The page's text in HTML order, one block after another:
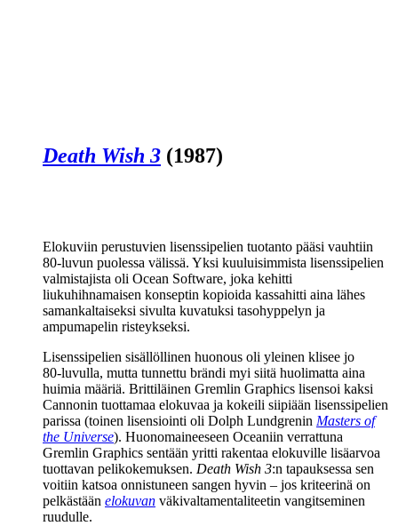
Death Wish 3 (1987)
Elokuviin perustuvien lisenssipelien tuotanto pääsi vauhtiin
80‑luvun puolessa välissä. Yksi kuuluisimmista lisenssipelien
valmistajista oli Ocean Software, joka kehitti
liukuhihnamaisen konseptin kopioida kassahitti aina lähes
samankaltaiseksi sivulta kuvatuksi tasohyppelyn ja
ampumapelin risteykseksi.
Lisenssipelien sisällöllinen huonous oli yleinen klisee jo
80‑luvulla, mutta tunnettu brändi myi siitä huolimatta aina
huimia määriä. Brittiläinen Gremlin Graphics lisensoi kaksi
Cannonin tuottamaa elokuvaa ja kokeili siipiään lisenssipelien
parissa (toinen lisensiointi oli Dolph Lundgrenin Masters of
the Universe). Huonomaineeseen Oceaniin verrattuna
Gremlin Graphics sentään yritti rakentaa elokuville lisäarvoa
tuottavan pelikokemuksen. Death Wish 3:n tapauksessa sen
voitiin katsoa onnistuneen sangen hyvin – jos kriteerinä on
pelkästään elokuvan väkivaltamentaliteetin vangitseminen
ruudulle.